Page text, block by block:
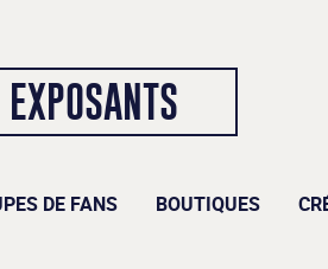
EXPOSANTS
DE FANS BOUTIQUES